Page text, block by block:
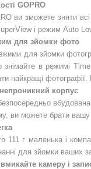
GOPRO
ви зможете зняти
і режим Auto
для зйомки фото
для зйомки
знімайте в режимі
найкращі
корпус
ви можете брати
111 г маленька і
для зйомки ваших
камеру і